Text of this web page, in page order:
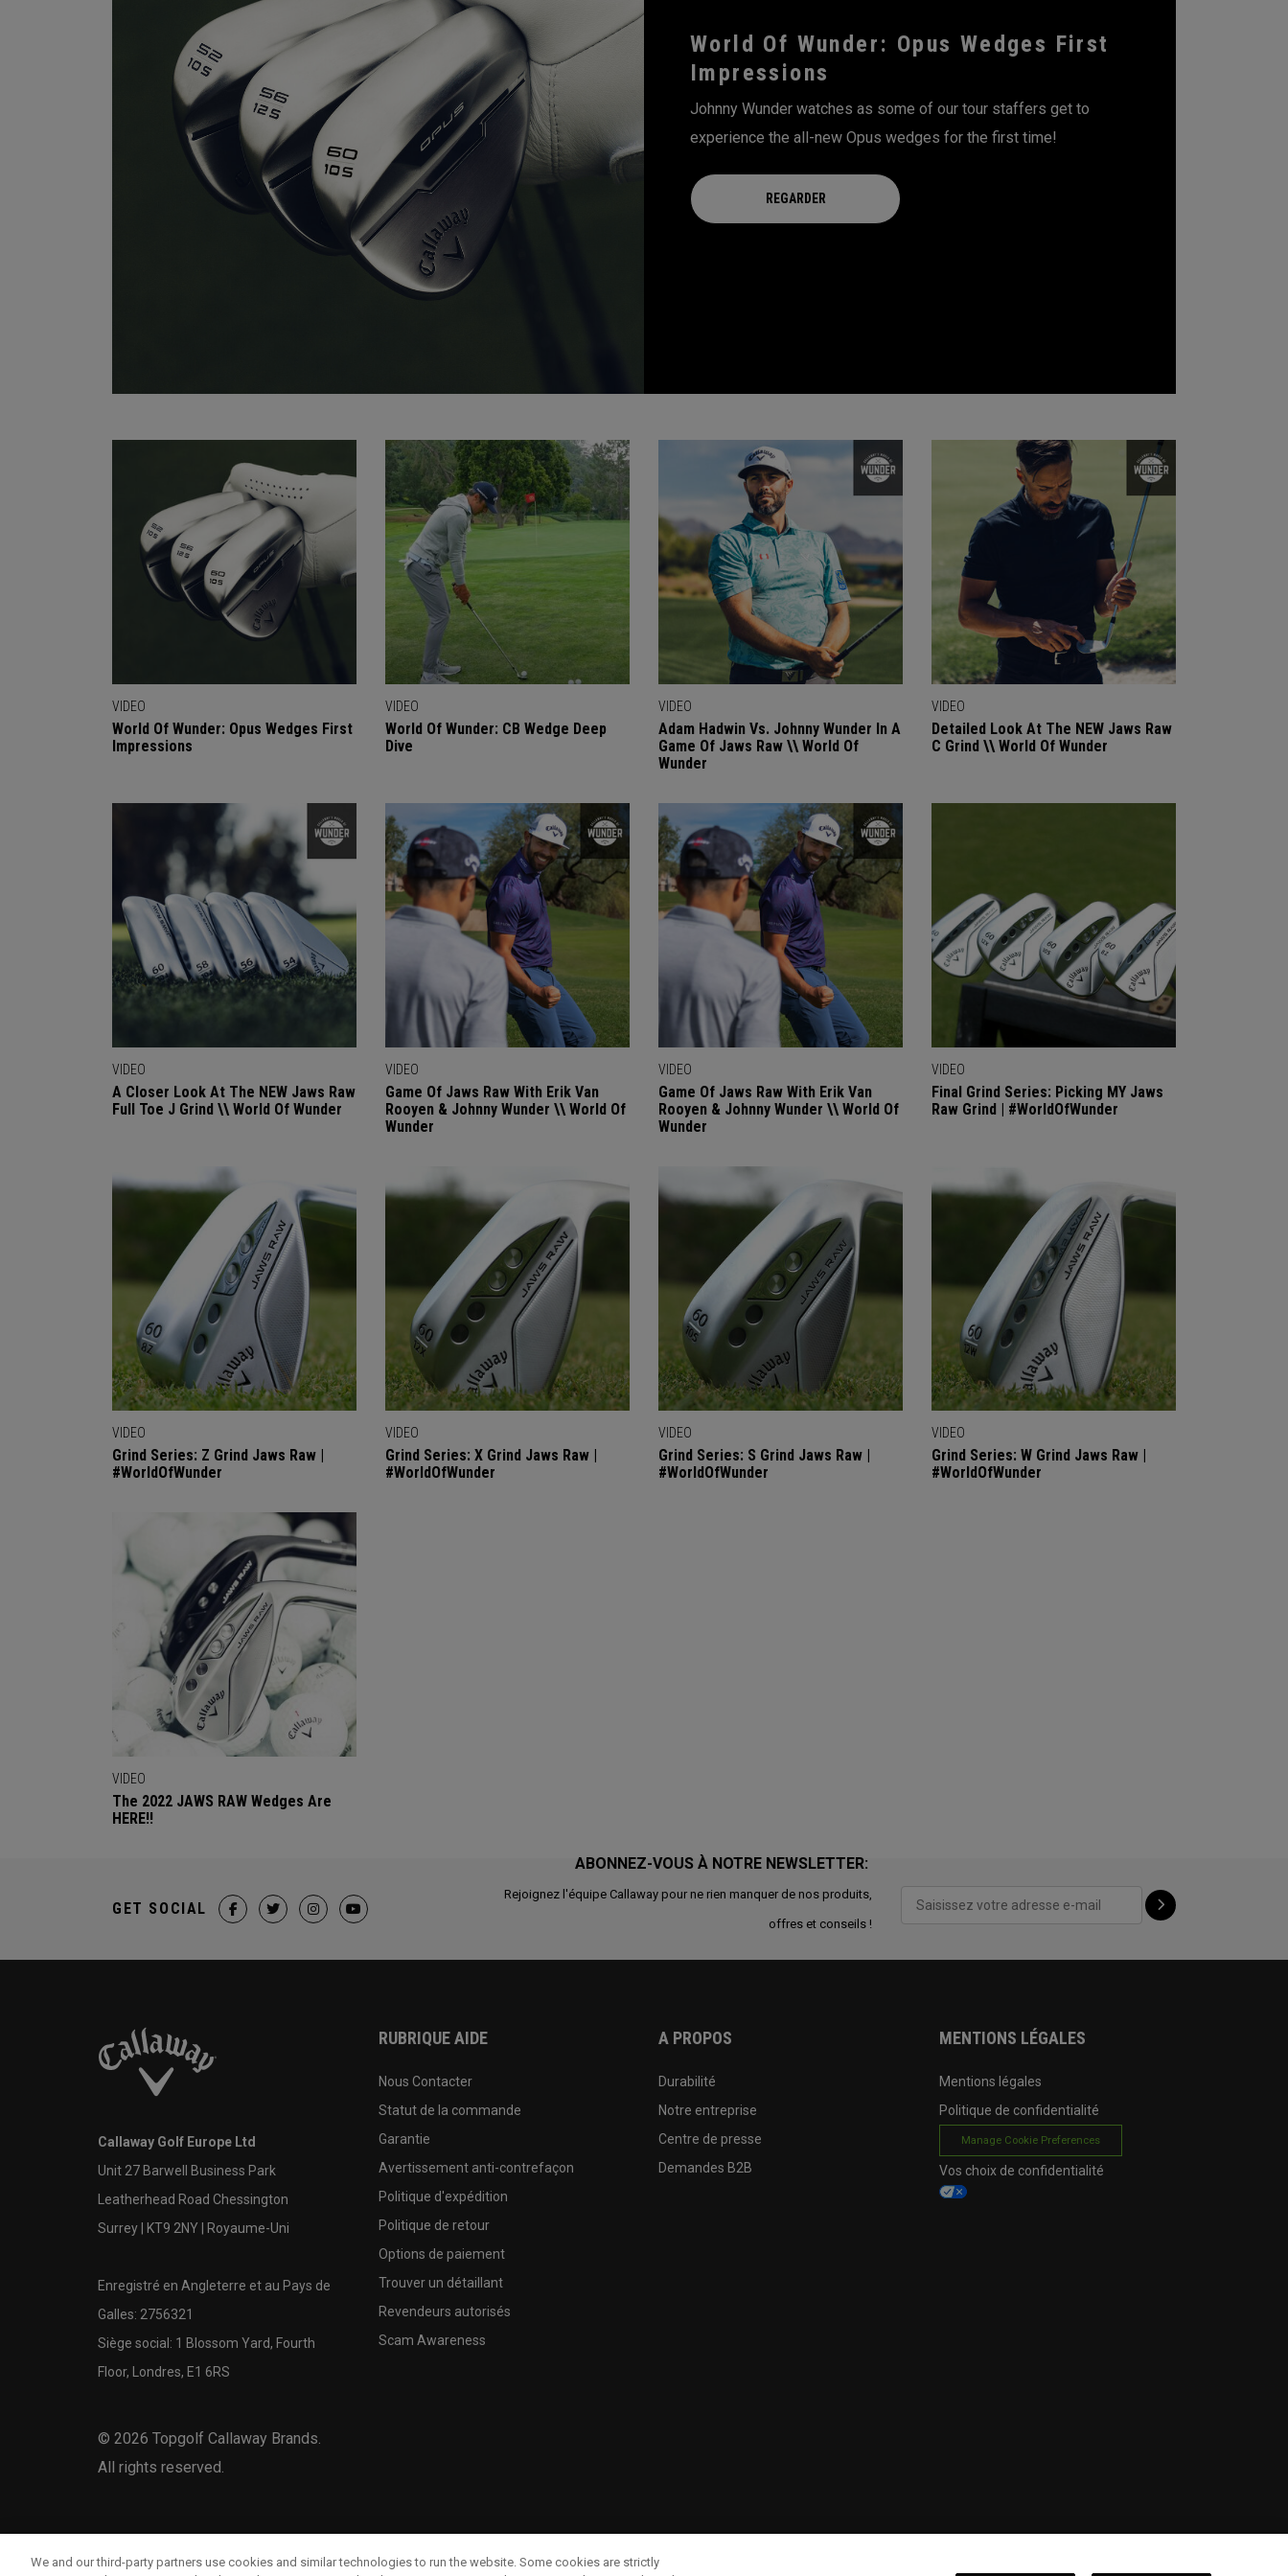
World Of Wunder: Opus Wedges First
Impressions
Johnny Wunder watches as some of our tour staffers get to
experience the all-new Opus wedges for the first time!
REGARDER
VIDEO
World Of Wunder: Opus Wedges First
Impressions
VIDEO
World Of Wunder: CB Wedge Deep
Dive
VIDEO
Adam Hadwin Vs. Johnny Wunder In A
Game Of Jaws Raw \\ World Of
Wunder
VIDEO
Detailed Look At The NEW Jaws Raw
C Grind \\ World Of Wunder
VIDEO
A Closer Look At The NEW Jaws Raw
Full Toe J Grind \\ World Of Wunder
VIDEO
Game Of Jaws Raw With Erik Van
Rooyen & Johnny Wunder \\ World Of
Wunder
VIDEO
Game Of Jaws Raw With Erik Van
Rooyen & Johnny Wunder \\ World Of
Wunder
VIDEO
Final Grind Series: Picking MY Jaws
Raw Grind | #WorldOfWunder
VIDEO
Grind Series: Z Grind Jaws Raw |
#WorldOfWunder
VIDEO
Grind Series: X Grind Jaws Raw |
#WorldOfWunder
VIDEO
Grind Series: S Grind Jaws Raw |
#WorldOfWunder
VIDEO
Grind Series: W Grind Jaws Raw |
#WorldOfWunder
VIDEO
The 2022 JAWS RAW Wedges Are
HERE!!
ABONNEZ-VOUS À NOTRE NEWSLETTER:
Rejoignez l'équipe Callaway pour ne rien manquer de nos produits,
offres et conseils !
GET SOCIAL
Callaway Golf Europe Ltd
Unit 27 Barwell Business Park
Leatherhead Road Chessington
Surrey | KT9 2NY | Royaume-Uni
Enregistré en Angleterre et au Pays de
Galles: 2756321
Siège social: 1 Blossom Yard, Fourth
Floor, Londres, E1 6RS
© 2026 Topgolf Callaway Brands.
All rights reserved.
RUBRIQUE AIDE
Nous Contacter
Statut de la commande
Garantie
Avertissement anti-contrefaçon
Politique d'expédition
Politique de retour
Options de paiement
Trouver un détaillant
Revendeurs autorisés
Scam Awareness
A PROPOS
Durabilité
Notre entreprise
Centre de presse
Demandes B2B
MENTIONS LÉGALES
Mentions légales
Politique de confidentialité
Manage Cookie Preferences
Vos choix de confidentialité
We and our third-party partners use cookies and similar technologies to run the website. Some cookies are strictly